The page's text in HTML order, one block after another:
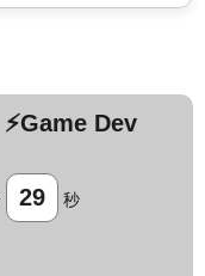
Dev
27 秒